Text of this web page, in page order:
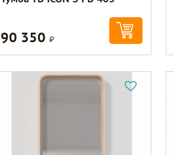
90 350 Р